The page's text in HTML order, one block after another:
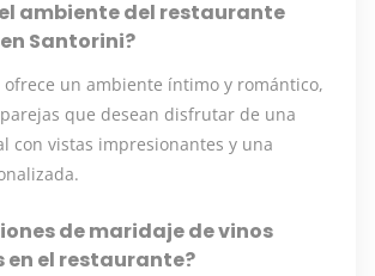
el ambiente del restaurante
Santorini?
ofrece un ambiente íntimo y romántico,
que desean disfrutar de una
con vistas impresionantes y una
de maridaje de vinos
en el restaurante?